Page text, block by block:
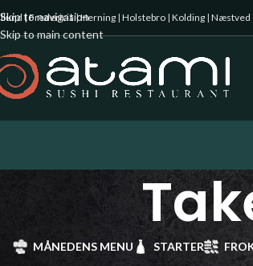
Skip to navigation
Skip to main content
|Fredericia|Herning | Holstebro | Kolding | Næstved
MÅNEDENS MENU STARTER